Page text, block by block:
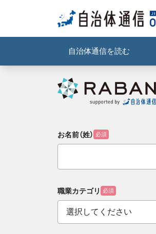
自治体通信を読む
お名前（姓） 必須
職業カテゴリ 必須